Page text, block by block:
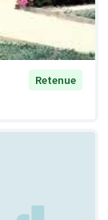
Retenue